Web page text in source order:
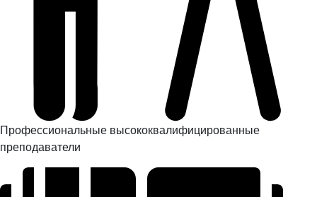
Профессиональные высококвалифицированные
преподаватели